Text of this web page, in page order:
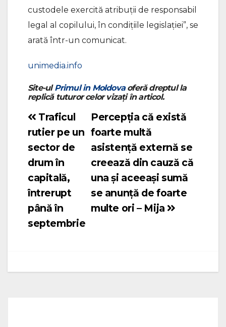
custodele exercită atribuții de responsabil
legal al copilului, în condițiile legislației”, se
arată într-un comunicat.
unimedia.info
Site-ulPrimul in Moldovaoferă dreptul la
replică tuturor celor vizați în articol.
Navigare
în
articole
Percepția că există
foarte multă
asistență externă se
creează din cauză că
una și aceeași sumă
se anunță de foarte
multe ori – Mija
Traficul
rutier pe un
sector de
drum în
capitală,
întrerupt
până în
septembrie